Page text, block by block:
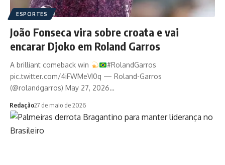
ESPORTES
João Fonseca vira sobre croata e vai
encarar Djoko em Roland Garros
A brilliant comeback win
#RolandGarros
pic.twitter.com/4iFWMeVI0q — Roland-Garros
(@rolandgarros) May 27, 2026…
Redação27 de maio de 2026